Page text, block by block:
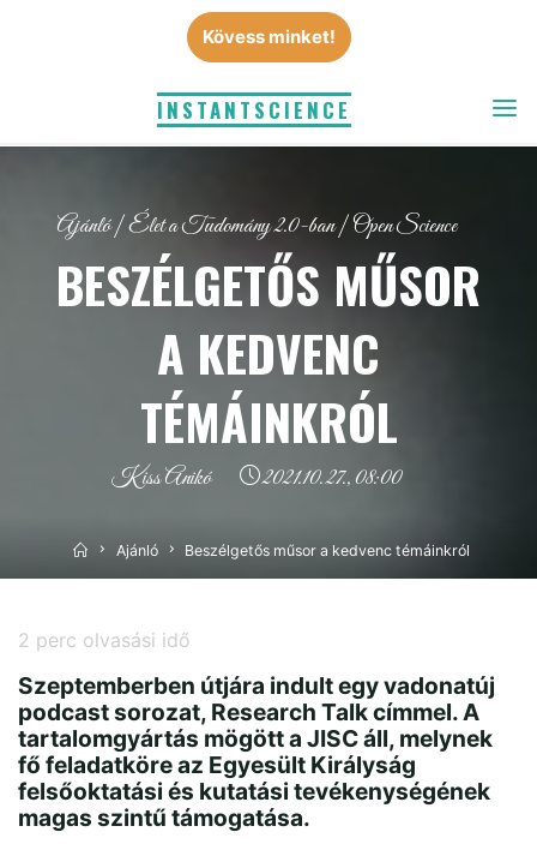
INSTANTSCIENCE
Kövess minket!
Ajánló|Élet a Tudomány 2.0-ban|Open Science
BESZÉLGETŐS MŰSOR
A KEDVENC
TÉMÁINKRÓL
Kiss Anikó 2021.10.27., 08:00
HomeAjánló Beszélgetős műsor a kedvenc témáinkról
2 perc olvasási idő
Szeptemberben útjára indult egy vadonatúj
podcast sorozat, Research Talk címmel. A
tartalomgyártás mögött a JISC áll, melynek
fő feladatköre az Egyesült Királyság
felsőoktatási és kutatási tevékenységének
magas szintű támogatása.